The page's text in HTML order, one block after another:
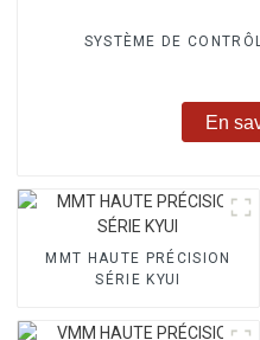
SYSTÈME DE
En
MMT HAUTE PRÉCISION
SÉRIE KYUI